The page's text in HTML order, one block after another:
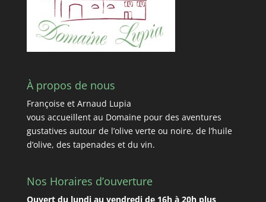
À propos de nous
Françoise et Arnaud Lupia
vous accueillent au Domaine pour des aventures
gustatives autour de l’olive verte ou noire, de l’huile
d’olive, des tapenades et du vin.
Nos Horaires d’ouverture
Ouvert du lundi au vendredi de 16h à 20h plus